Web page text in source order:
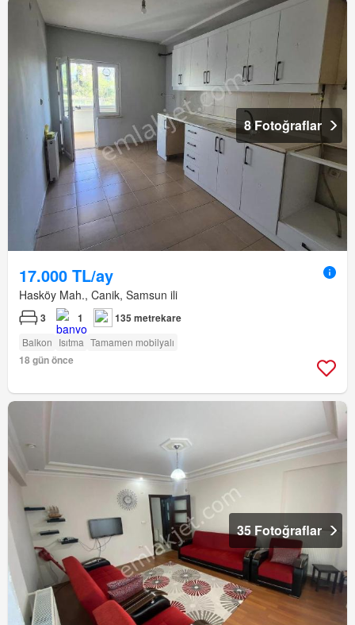
8 Fotoğraflar
17.000 TL/ay
Hasköy Mah., Canik, Samsun ili
3 1 135 metrekare
Balkon Isıtma Tamamen mobilyalı
18 gün önce
35 Fotoğraflar